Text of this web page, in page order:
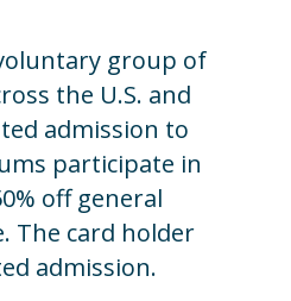
group of
the U.S. and
admission to
participate in
off general
The card holder
admission.